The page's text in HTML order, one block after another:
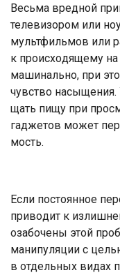
Весьма вредной
телевизором или
мультфильмов или
к происхо­дящему на
машинально, при
чувство
щать пищу при
гаджетов может
мость.
Если постоянное
приво­дит к
озабочены этой
манипуляции с
в отдельных видах